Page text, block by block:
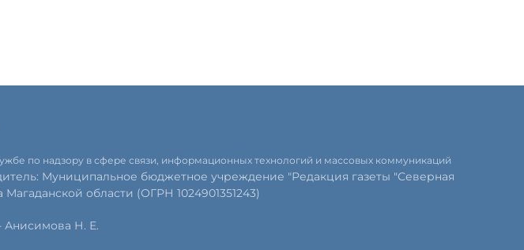
по надзору в сфере связи, информационных технологий и массовых коммуникаций
Муниципальное бюджетное учреждение "Редакция газеты "Северная
области (ОГРН 1024901351243)
Анисимова Н. Е.